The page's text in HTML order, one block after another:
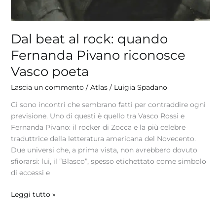
Dal beat al rock: quando
Fernanda Pivano riconosce
Vasco poeta
Lascia un commento / Atlas/ Luigia Spadano
Ci sono incontri che sembrano fatti per contraddire ogni
previsione. Uno di questi è quello tra Vasco Rossi e
Fernanda Pivano: il rocker di Zocca e la più celebre
traduttrice della letteratura americana del Novecento.
Due universi che, a prima vista, non avrebbero dovuto
sfiorarsi: lui, il “Blasco”, spesso etichettato come simbolo
di eccessi e
Leggi tutto »